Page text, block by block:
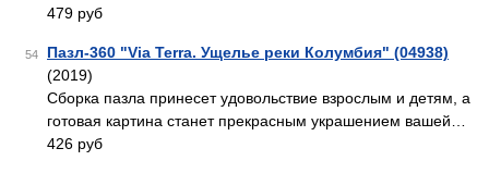
479 руб
54
Пазл-360 "Via Terra. Ущелье реки Колумбия" (04938)
(2019)
Сборка пазла принесет удовольствие взрослым и детям, а
готовая картина станет прекрасным украшением вашей…
426 руб